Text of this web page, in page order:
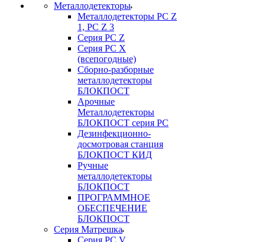
Металлодетекторы
Металлодетекторы РС Z
1, PC Z 3
Серия РС Z
Серия РС X
(всепогодные)
Сборно-разборные
металлодетекторы
БЛОКПОСТ
Арочные
Металлодетекторы
БЛОКПОСТ серия РС
Дезинфекционно-
досмотровая станция
БЛОКПОСТ КИД
Ручные
металлодетекторы
БЛОКПОСТ
ПРОГРАММНОЕ
ОБЕСПЕЧЕНИЕ
БЛОКПОСТ
Серия Матрешка
Серия PC V